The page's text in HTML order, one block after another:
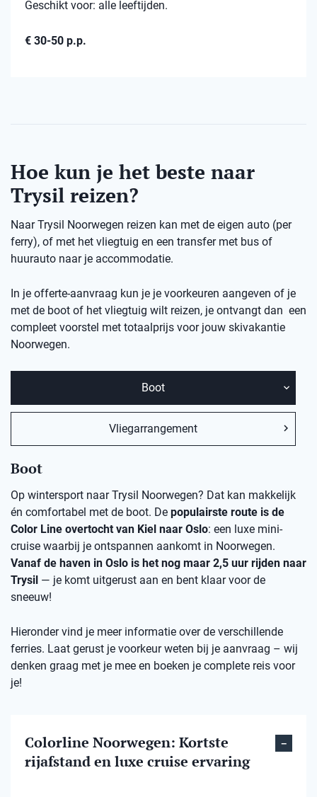
Geschikt voor: alle leeftijden.
€ 30-50 p.p.
Hoe kun je het beste naar
Trysil reizen?
Naar Trysil Noorwegen reizen kan met de eigen auto (per
ferry), of met het vliegtuig en een transfer met bus of
huurauto naar je accommodatie.
In je offerte-aanvraag kun je je voorkeuren aangeven of je
met de boot of het vliegtuig wilt reizen, je ontvangt dan een
compleet voorstel met totaalprijs voor jouw skivakantie
Noorwegen.
Boot
Vliegarrangement
Boot
Op wintersport naar Trysil Noorwegen? Dat kan makkelijk
én comfortabel met de boot. De populairste route is de
Color Line overtocht van Kiel naar Oslo: een luxe mini-
cruise waarbij je ontspannen aankomt in Noorwegen.
Vanaf de haven in Oslo is het nog maar 2,5 uur rijden naar
Trysil — je komt uitgerust aan en bent klaar voor de
sneeuw!
Hieronder vind je meer informatie over de verschillende
ferries. Laat gerust je voorkeur weten bij je aanvraag – wij
denken graag met je mee en boeken je complete reis voor
je!
Colorline Noorwegen: Kortste
rijafstand en luxe cruise ervaring